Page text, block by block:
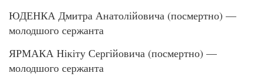
ЮДЕНКА Дмитра Анатолійовича (посмертно) —
молодшого сержанта
ЯРМАКА Нікіту Сергійовича (посмертно) —
молодшого сержанта